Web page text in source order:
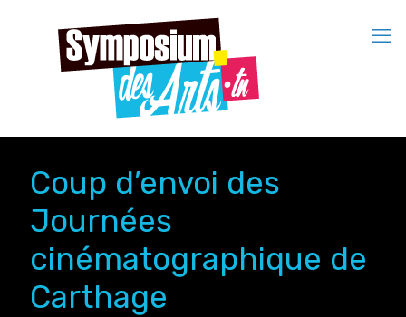
Coup d’envoi des
Journées
cinématographique de
Carthage